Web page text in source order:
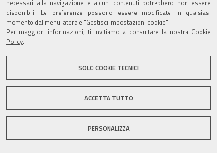
necessari alla navigazione e alcuni contenuti potrebbero non essere
disponibili. Le preferenze possono essere modificate in qualsiasi
momento dal menu laterale "Gestisci impostazioni cookie".
Per maggiori informazioni, ti invitiamo a consultare la nostra Cookie
Policy.
SOLO COOKIE TECNICI
ACCETTA TUTTO
PERSONALIZZA
Sito istituzionale Comune di Zola Predosa
Privacy policy|DPO|Accessibilità